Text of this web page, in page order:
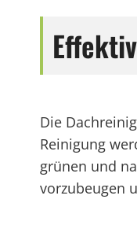
Die
Reinigung
grünen und
vorzubeugen